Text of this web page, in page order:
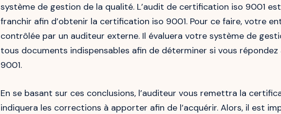
système de gestion de la qualité. L’audit de certification iso 9001
franchir afin d’obtenir la certification iso 9001. Pour ce faire, votre
contrôlée par un auditeur externe. Il évaluera votre système de
tous documents indispensables afin de déterminer si vous répondez
9001.
En se basant sur ces conclusions, l’auditeur vous remettra la
indiquera les corrections à apporter afin de l’acquérir. Alors, il est